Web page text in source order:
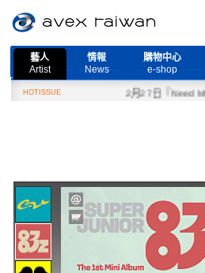
藝人
Artist
情報
News
購物中心
e-shop
HOTISSUE 2月27日『Need